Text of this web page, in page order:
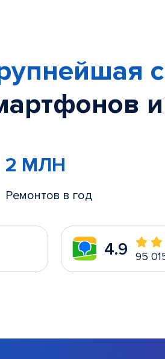
2 МЛН
Ремонтов в год
4.9 95